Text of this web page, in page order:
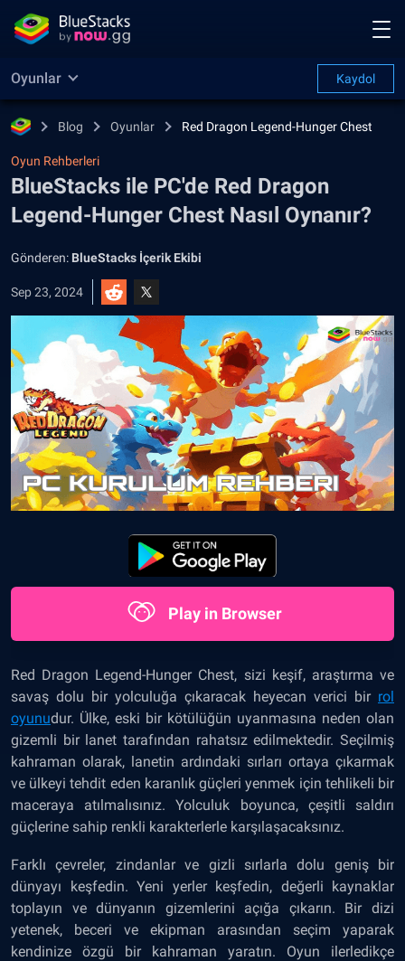
Oyunlar Kaydol
Blog Oyunlar Red Dragon Legend-Hunger Chest
Oyun Rehberleri
BlueStacks ile PC'de Red Dragon
Legend-Hunger Chest Nasıl Oynanır?
Gönderen: BlueStacks İçerik Ekibi
Sep 23, 2024
Play in Browser
Red Dragon Legend-Hunger Chest, sizi keşif, araştırma ve
savaş dolu bir yolculuğa çıkaracak heyecan verici bir rol
oyunudur. Ülke, eski bir kötülüğün uyanmasına neden olan
gizemli bir lanet tarafından rahatsız edilmektedir. Seçilmiş
kahraman olarak, lanetin ardındaki sırları ortaya çıkarmak
ve ülkeyi tehdit eden karanlık güçleri yenmek için tehlikeli bir
maceraya atılmalısınız. Yolculuk boyunca, çeşitli saldırı
güçlerine sahip renkli karakterlerle karşılaşacaksınız.
Farklı çevreler, zindanlar ve gizli sırlarla dolu geniş bir
dünyayı keşfedin. Yeni yerler keşfedin, değerli kaynaklar
toplayın ve dünyanın gizemlerini açığa çıkarın. Bir dizi
yetenek, beceri ve ekipman arasından seçim yaparak
kendinize özgü bir kahraman yaratın. Oyun ilerledikçe